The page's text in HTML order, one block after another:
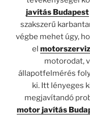
javítás Budapest
szakszerű
végbe mehet úgy,
el
motorodat,
állapotfelmérés
ki. Itt lényeges
megjavítandó
motor javítás